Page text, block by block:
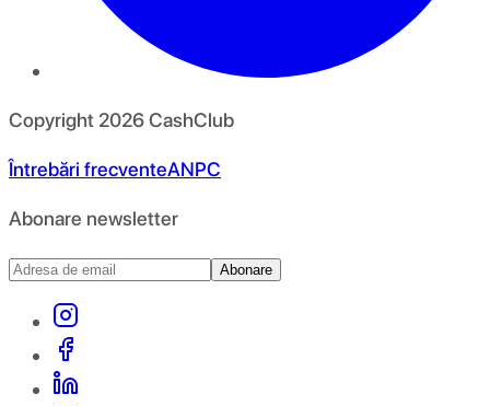
Copyright 2026CashClub
Întrebări frecventeANPC
Abonare newsletter
Abonare